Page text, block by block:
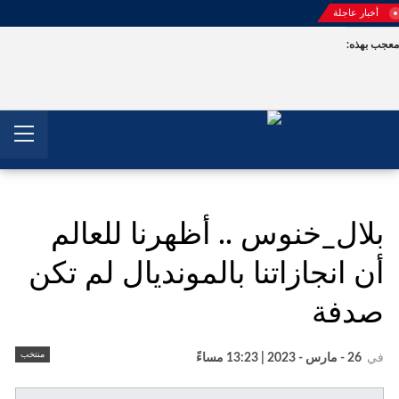
أخبار عاجلة
بهذه:
بلال_خنوس .. أظهرنا للعالم
أن انجازاتنا بالمونديال لم تكن
صدفة
منتخب في 26 - مارس - 2023 | 13:23 مساءً